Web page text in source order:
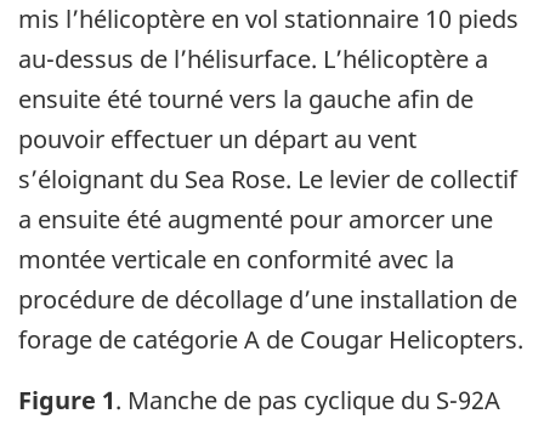
mis l’hélicoptère en vol stationnaire 10 pieds
au-dessus de l’hélisurface. L’hélicoptère a
ensuite été tourné vers la gauche afin de
pouvoir effectuer un départ au vent
s’éloignant du Sea Rose. Le levier de collectif
a ensuite été augmenté pour amorcer une
montée verticale en conformité avec la
procédure de décollage d’une installation de
forage de catégorie A de Cougar Helicopters.
Figure 1. Manche de pas cyclique du S-92A